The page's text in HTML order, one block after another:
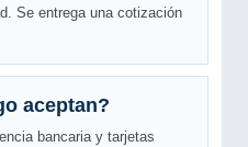
Se entrega una cotización
aceptan?
bancaria y tarjetas